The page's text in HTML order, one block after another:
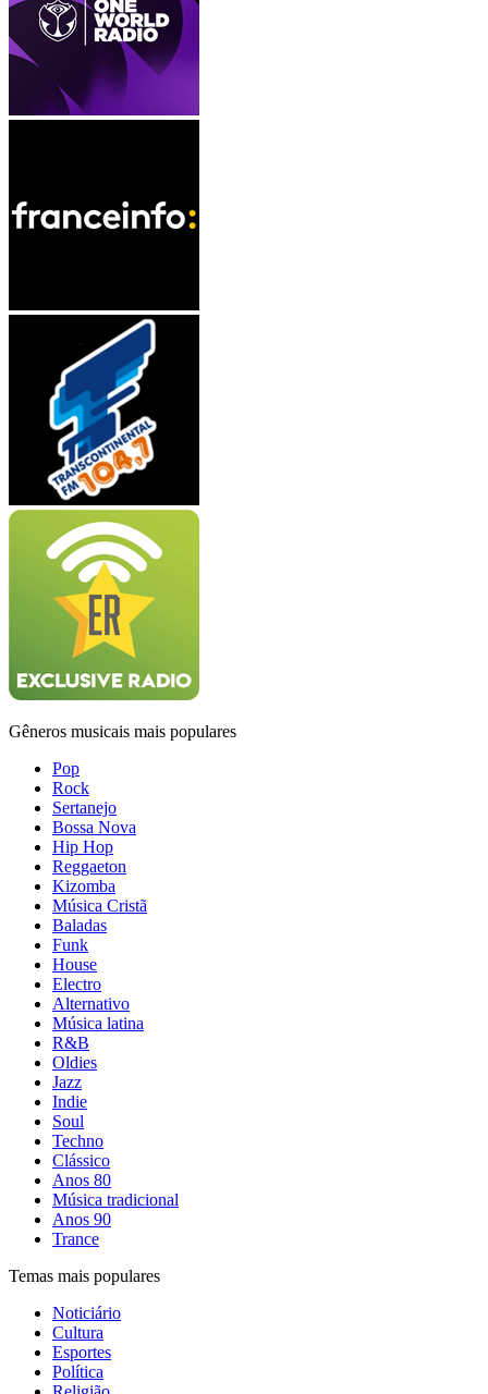
Gêneros musicais mais populares
Pop
Rock
Sertanejo
Bossa Nova
Hip Hop
Reggaeton
Kizomba
Música Cristã
Baladas
Funk
House
Electro
Alternativo
Música latina
R&B
Oldies
Jazz
Indie
Soul
Techno
Clássico
Anos 80
Música tradicional
Anos 90
Trance
Temas mais populares
Noticiário
Cultura
Esportes
Política